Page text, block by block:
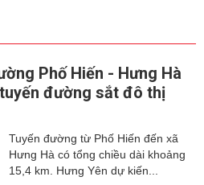
Phố Hiến - Hưng Hà
đường sắt đô thị
Tuyến đường từ Phố Hiến đến xã
Hưng Hà có tổng chiều dài khoảng
15,4 km. Hưng Yên dự kiến...